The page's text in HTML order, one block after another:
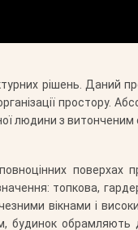
рішень. Даний
організації
людини з витонченим
топкова,
вікнами і
будинок